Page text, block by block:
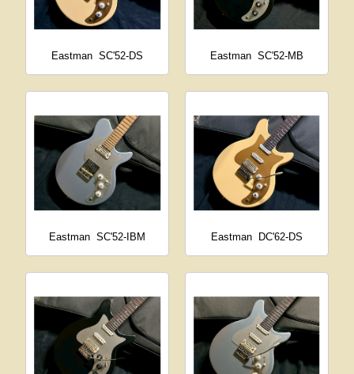
Eastman SC'52-DS Eastman SC'52-MB
Eastman SC'52-IBM Eastman DC'62-DS